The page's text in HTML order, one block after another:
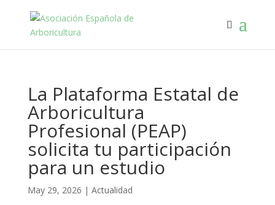
La Plataforma Estatal de
Arboricultura
Profesional (PEAP)
solicita tu participación
para un estudio
May 29, 2026 | Actualidad